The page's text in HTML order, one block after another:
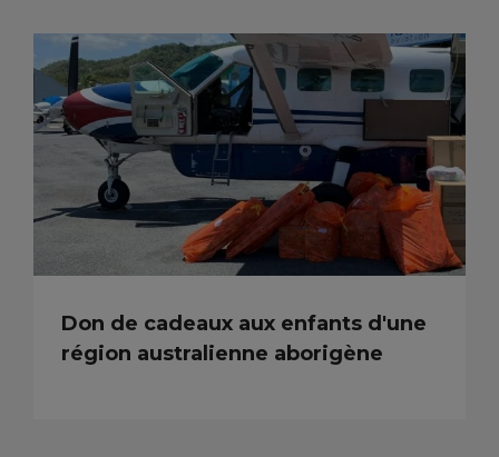
Don de cadeaux aux enfants d'une
région australienne aborigène